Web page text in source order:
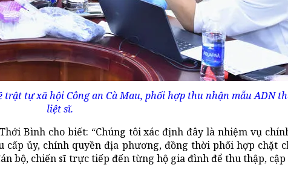
trật tự xã hội Công an Cà Mau, phối hợp thu nhận mẫu ADN
liệt sĩ.
Bình cho biết: “Chúng tôi xác định đây là nhiệm vụ
ủy, chính quyền địa phương, đồng thời phối hợp chặt
bộ, chiến sĩ trực tiếp đến từng hộ gia đình để thu thập,